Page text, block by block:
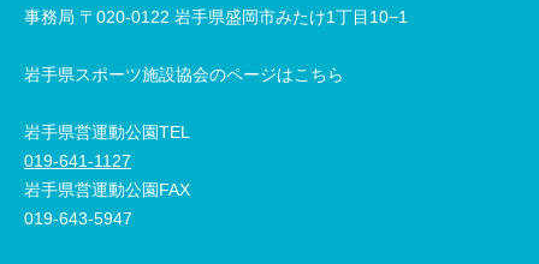
事務局 〒020-0122 岩手県盛岡市みたけ1丁目10−1
岩手県スポーツ施設協会のページはこちら
岩手県営運動公園TEL
019-641-1127
岩手県営運動公園FAX
019-643-5947